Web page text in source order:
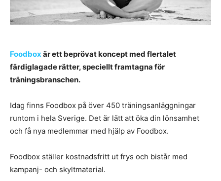
Foodbox är ett beprövat koncept med flertalet
färdiglagade rätter, speciellt framtagna för
träningsbranschen.
Idag finns Foodbox på över 450 träningsanläggningar
runtom i hela Sverige. Det är lätt att öka din lönsamhet
och få nya medlemmar med hjälp av Foodbox.
Foodbox ställer kostnadsfritt ut frys och bistår med
kampanj- och skyltmaterial.